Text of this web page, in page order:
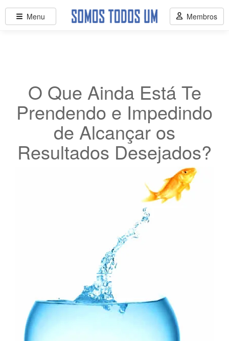
O Que Ainda Está Te
Prendendo e Impedindo
de Alcançar os
Resultados Desejados?
Menu Membros